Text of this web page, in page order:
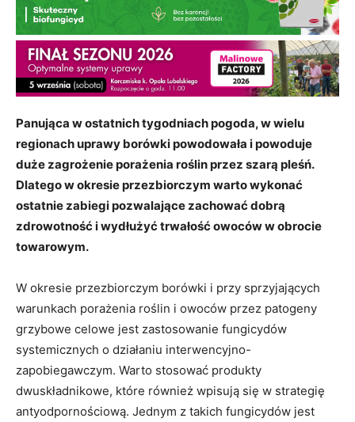
Panująca w ostatnich tygodniach pogoda, w wielu
regionach uprawy borówki powodowała i powoduje
duże zagrożenie porażenia roślin przez szarą pleśń.
Dlatego w okresie przezbiorczym warto wykonać
ostatnie zabiegi pozwalające zachować dobrą
zdrowotność i wydłużyć trwałość owoców w obrocie
towarowym.
W okresie przezbiorczym borówki i przy sprzyjających
warunkach porażenia roślin i owoców przez patogeny
grzybowe celowe jest zastosowanie fungicydów
systemicznych o działaniu interwencyjno-
zapobiegawczym. Warto stosować produkty
dwuskładnikowe, które również wpisują się w strategię
antyodpornościową. Jednym z takich fungicydów jest